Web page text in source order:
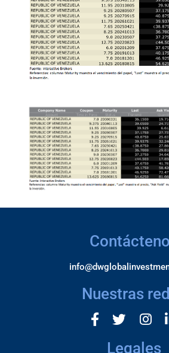
Nuestras
Legales